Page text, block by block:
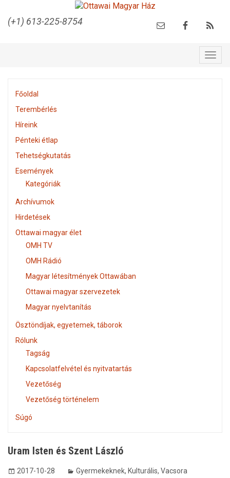
(+1) 613-225-8754
Főoldal
Terembérlés
Híreink
Pénteki étlap
Tehetségkutatás
Események
Kategóriák
Archívumok
Hirdetések
Ottawai magyar élet
OMH TV
OMH Rádió
Magyar létesítmények Ottawában
Ottawai magyar szervezetek
Magyar nyelvtanítás
Ösztöndíjak, egyetemek, táborok
Rólunk
Tagság
Kapcsolatfelvétel és nyitvatartás
Vezetőség
Vezetőség történelem
Súgó
Uram Isten és Szent László
2017-10-28 Gyermekeknek, Kulturális, Vacsora